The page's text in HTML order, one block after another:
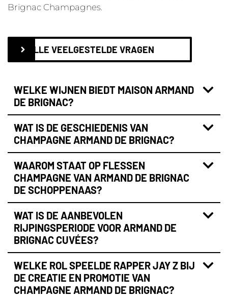
Brignac Champagnes.
ALLE VEELGESTELDE VRAGEN
WELKE WIJNEN BIEDT MAISON ARMAND
DE BRIGNAC?
WAT IS DE GESCHIEDENIS VAN
CHAMPAGNE ARMAND DE BRIGNAC?
WAAROM STAAT OP FLESSEN
CHAMPAGNE VAN ARMAND DE BRIGNAC
DE SCHOPPENAAS?
WAT IS DE AANBEVOLEN
RIJPINGSPERIODE VOOR ARMAND DE
BRIGNAC CUVÉES?
WELKE ROL SPEELDE RAPPER JAY Z BIJ
DE CREATIE EN PROMOTIE VAN
CHAMPAGNE ARMAND DE BRIGNAC?